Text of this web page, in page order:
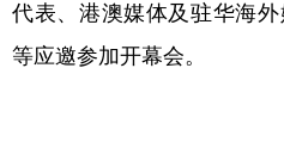
代表、港澳媒体及驻华海
等应邀参加开幕会。